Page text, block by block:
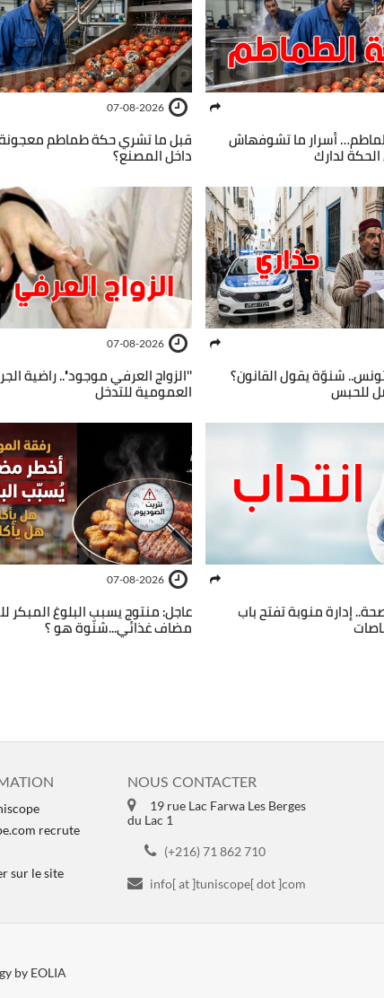
أسرار ما تشوفهاش
لدارك
07-08-2026
قبل ما تشري حكة طماطم
داخل المصنع؟
شنوّة يقول القانون؟
للحبس
07-08-2026
''الزواج العرفي موجود''.. راضية
العمومية للتدخل
إدارة منوبة تفتح باب
07-08-2026
عاجل: منتوج يسبب البلوغ المبكر
مضاف غذائي...شنّوة هو ؟
recrute
sur le site
NOUS CONTACTER
19 rue Lac Farwa Les Berges
du Lac 1
(+216) 71 862 710
info[ at ]tuniscope[ dot ]com
by EOLIA